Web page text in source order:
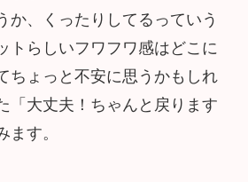
か、くったりしてるっていう
トらしいフワフワ感はどこに
ちょっと不安に思うかもしれ
「大丈夫！ちゃんと戻ります
ます。